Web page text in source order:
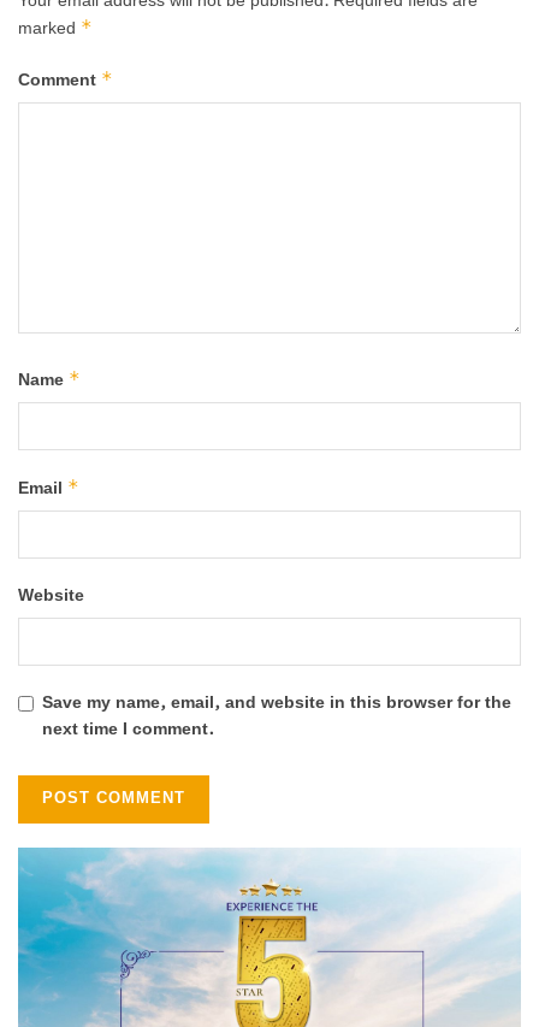
marked *
Comment *
Name *
Email *
Website
Save my name, email, and website in this browser for the
next time I comment.